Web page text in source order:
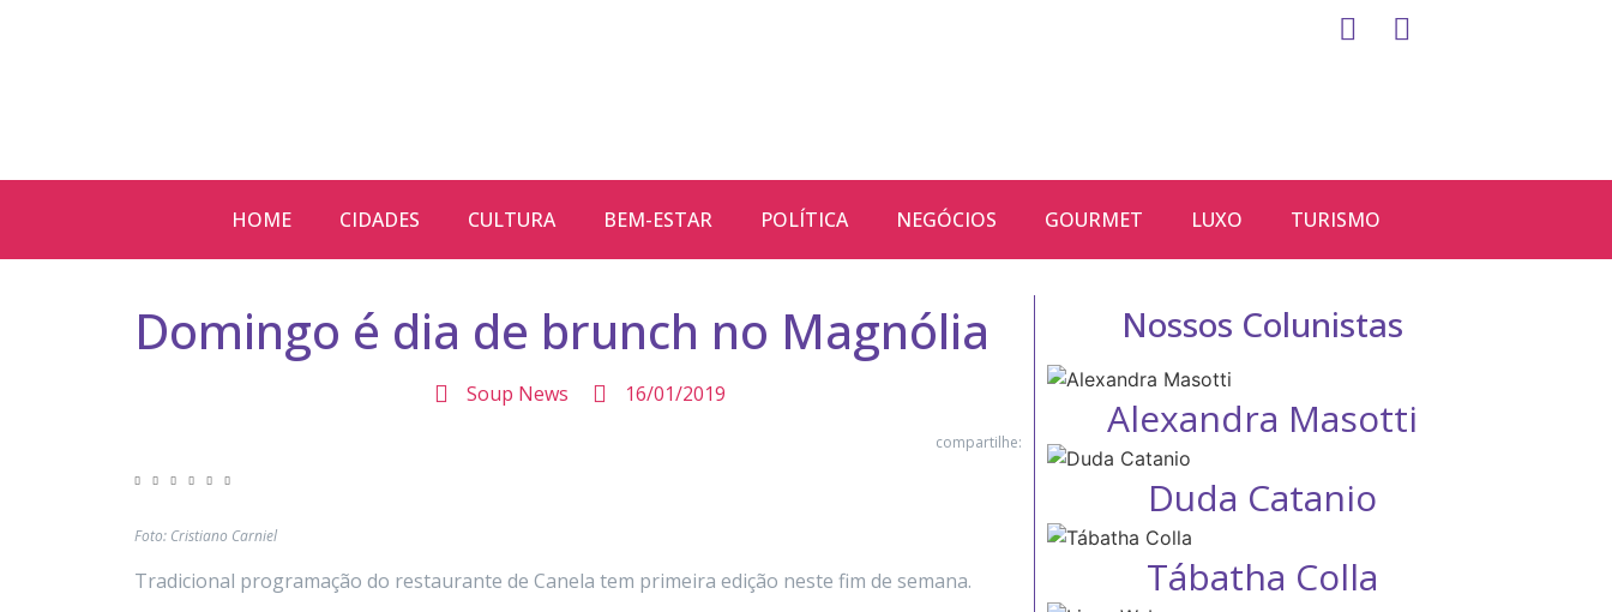
HOME CIDADES CULTURA BEM-ESTAR POLÍTICA NEGÓCIOS GOURMET LUXO TURISMO
Domingo é dia de brunch no Magnólia
Soup News 16/01/2019
compartilhe:
Foto: Cristiano Carniel
Tradicional programação do restaurante de Canela tem primeira edição neste fim de semana.
Nossos Colunistas
Alexandra Masotti
Duda Catanio
Tábatha Colla